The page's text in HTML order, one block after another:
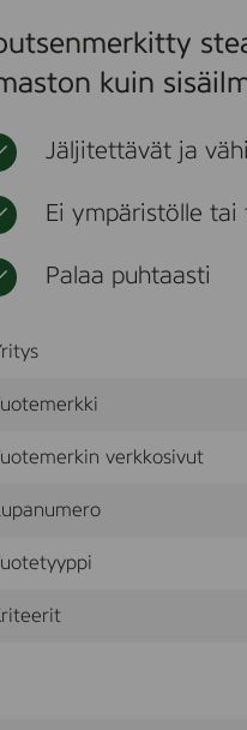
kuin
Jäljitettävät ja
Ei ympäristölle
Palaa puhtaasti
verkkosivut
Lupanumero